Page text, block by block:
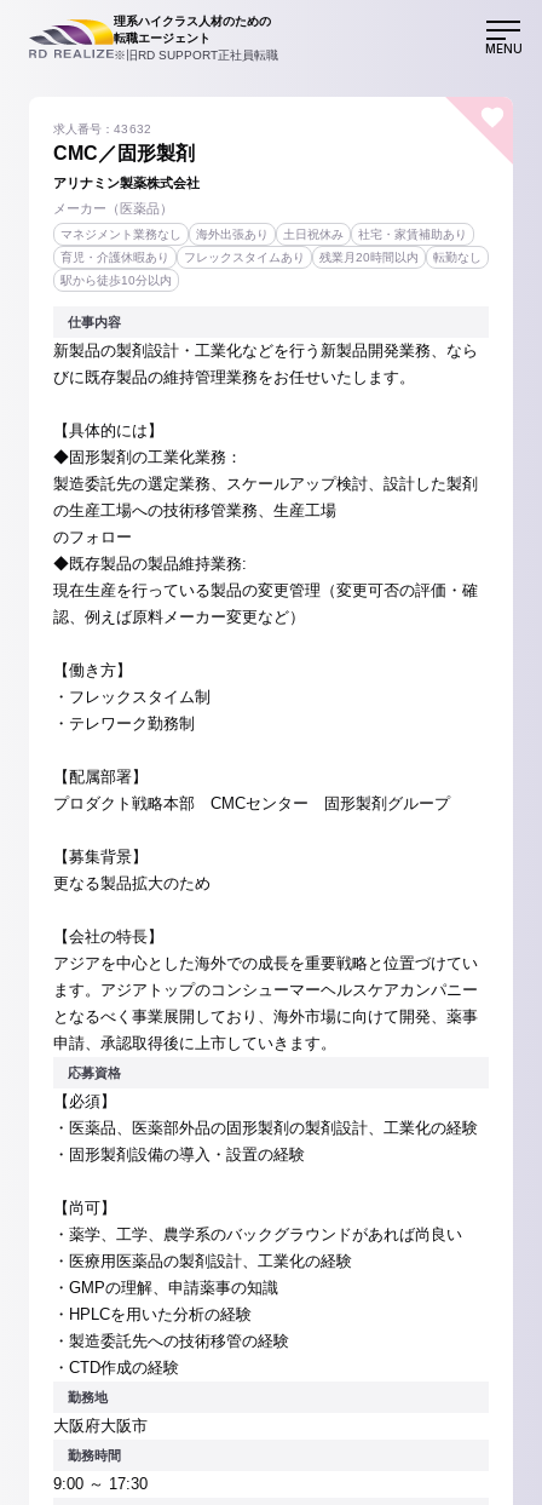
理系ハイクラス人材のための
転職エージェント
※旧RD SUPPORT正社員転職
MENU
CMC／固形製剤
求人番号：43632
アリナミン製薬株式会社
メーカー（医薬品）
マネジメント業務なし 海外出張あり 土日祝休み
社宅・家賃補助あり
育児・介護休暇あり
フレックスタイムあり 残業月20時間以内
転勤なし
駅から徒歩10分以内
仕事内容
新製品の製剤設計・工業化などを行う新製品開発業務、なら
びに既存製品の維持管理業務をお任せいたします。
【具体的には】
◆固形製剤の工業化業務：
製造委託先の選定業務、スケールアップ検討、設計した製剤
の生産工場への技術移管業務、生産工場
のフォロー
◆既存製品の製品維持業務:
現在生産を行っている製品の変更管理（変更可否の評価・確
認、例えば原料メーカー変更など）
【働き方】
・フレックスタイム制
・テレワーク勤務制
【配属部署】
プロダクト戦略本部 CMCセンター 固形製剤グループ
【募集背景】
更なる製品拡大のため
【会社の特長】
アジアを中心とした海外での成長を重要戦略と位置づけてい
ます。アジアトップのコンシューマーヘルスケアカンパニー
となるべく事業展開しており、海外市場に向けて開発、薬事
申請、承認取得後に上市していきます。
応募資格
【必須】
・医薬品、医薬部外品の固形製剤の製剤設計、工業化の経験
・固形製剤設備の導入・設置の経験
【尚可】
・薬学、工学、農学系のバックグラウンドがあれば尚良い
・医療用医薬品の製剤設計、工業化の経験
・GMPの理解、申請薬事の知識
・HPLCを用いた分析の経験
・製造委託先への技術移管の経験
・CTD作成の経験
勤務地
大阪府大阪市
勤務時間
9:00 ～ 17:30